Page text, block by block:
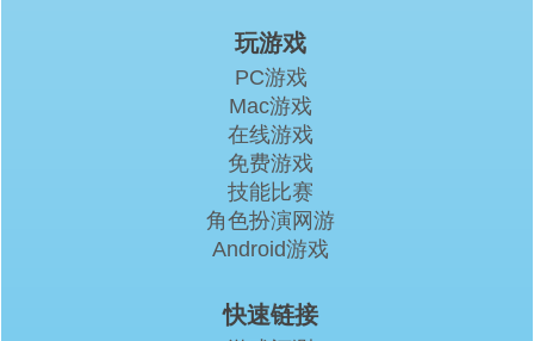
玩游戏
PC游戏
Mac游戏
在线游戏
免费游戏
技能比赛
角色扮演网游
Android游戏
快速链接